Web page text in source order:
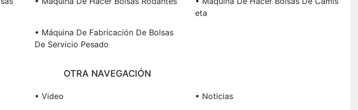
Eta
• Máquina De Fabricación De Bolsas
De Servicio Pesado
OTRA NAVEGACIÓN
• Video
• Noticias